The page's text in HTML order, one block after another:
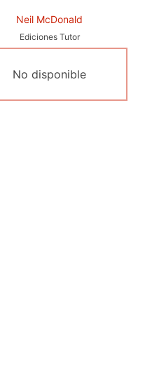
Neil McDonald
Ediciones Tutor
No disponible